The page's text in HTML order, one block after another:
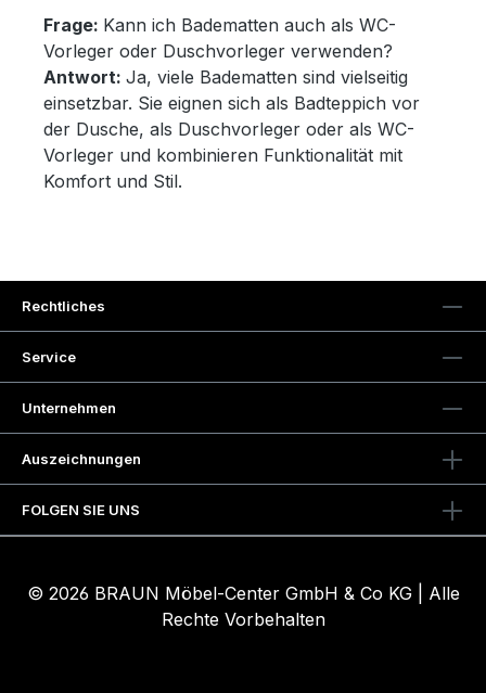
Frage: Kann ich Badematten auch als WC-
Vorleger oder Duschvorleger verwenden?
Antwort: Ja, viele Badematten sind vielseitig
einsetzbar. Sie eignen sich als Badteppich vor
der Dusche, als Duschvorleger oder als WC-
Vorleger und kombinieren Funktionalität mit
Komfort und Stil.
Rechtliches
Service
Unternehmen
Auszeichnungen
FOLGEN SIE UNS
© 2026 BRAUN Möbel-Center GmbH & Co KG | Alle
Rechte Vorbehalten